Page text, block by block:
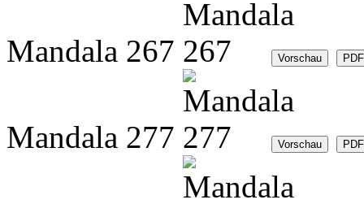
Mandala 267
Mandala 277